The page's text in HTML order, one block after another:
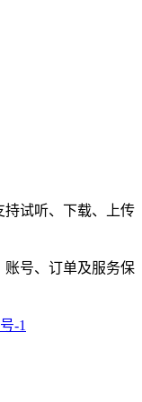
持试听、下载、上传
账号、订单及服务保
-1